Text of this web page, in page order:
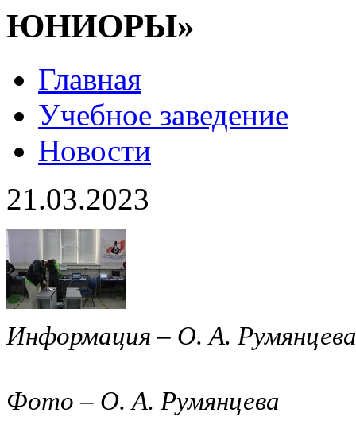
ЮНИОРЫ»
Главная
Учебное заведение
Новости
21.03.2023
Информация – О. А.
Фото – О. А. Румянцева